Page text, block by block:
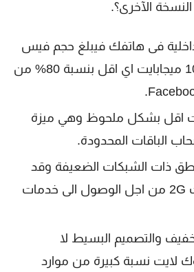
الآخرى؟.
فى هاتفك فيبلغ حجم فيس
بوك لايت حوالي 10 ميجابايت اي اقل بنسبة 80% من
اقل بشكل ملحوظ وهي ميزة
الباقات المحدودة.
ذات الشبكات الضعيفة وقد
يكفي اتصال انترنت 2G من اجل الوصول الى خدمات
والتصميم البسيط لا
نسبة كبيرة من موارد